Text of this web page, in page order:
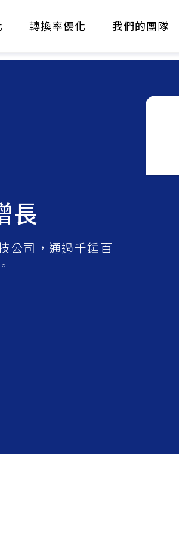
轉換率優化 我們的團隊
長
公司，通過千錘百